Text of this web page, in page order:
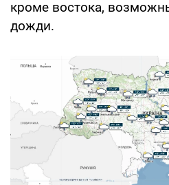
кроме востока,
дожди.